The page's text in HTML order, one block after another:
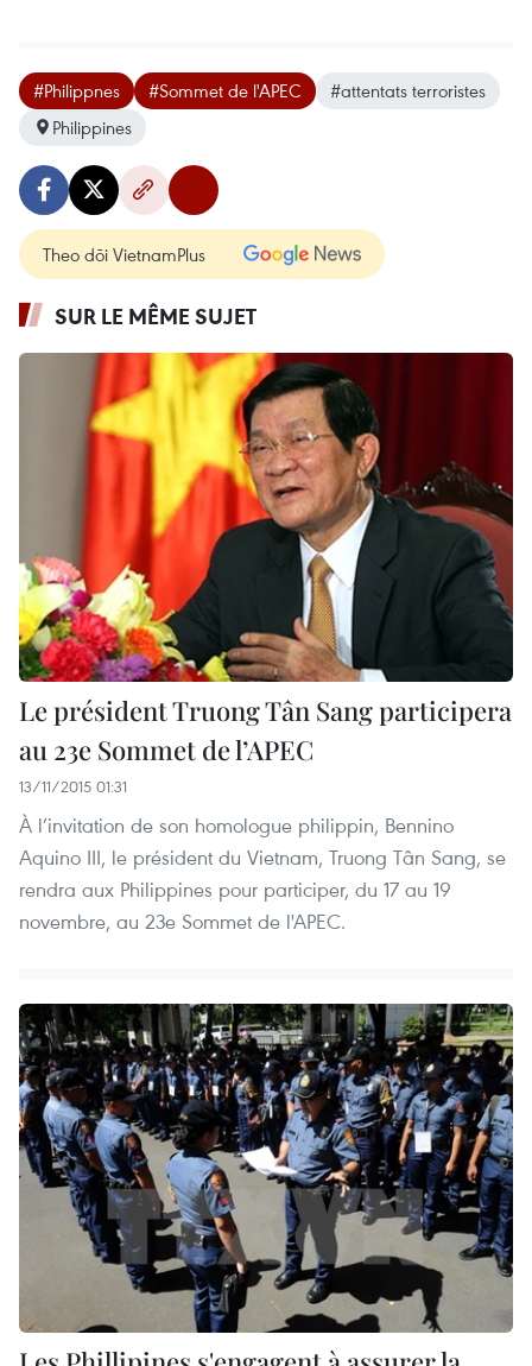
#Philippnes #Sommet de l'APEC
#attentats terroristes
Philippines
Theo dõi VietnamPlus
SUR LE MÊME SUJET
Le président Truong Tân Sang participera
au 23e Sommet de l’APEC
13/11/2015 01:31
À l’invitation de son homologue philippin, Bennino
Aquino III, le président du Vietnam, Truong Tân Sang, se
rendra aux Philippines pour participer, du 17 au 19
novembre, au 23e Sommet de l'APEC.